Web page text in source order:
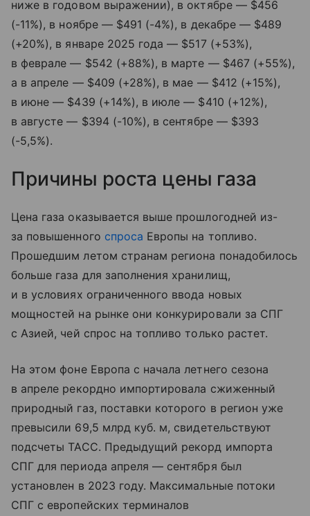
ниже в годовом выражении), в октябре — $456
(-11%), в ноябре — $491 (-4%), в декабре — $489
(+20%), в январе 2025 года — $517 (+53%),
в феврале — $542 (+88%), в марте — $467 (+55%),
а в апреле — $409 (+28%), в мае — $412 (+15%),
в июне — $439 (+14%), в июле — $410 (+12%),
в августе — $394 (-10%), в сентябре — $393
(-5,5%).
Причины роста цены газа
Цена газа оказывается выше прошлогодней из-
за повышенного спроса Европы на топливо.
Прошедшим летом странам региона понадобилось
больше газа для заполнения хранилищ,
и в условиях ограниченного ввода новых
мощностей на рынке они конкурировали за СПГ
с Азией, чей спрос на топливо только растет.
На этом фоне Европа с начала летнего сезона
в апреле рекордно импортировала сжиженный
природный газ, поставки которого в регион уже
превысили 69,5 млрд куб. м, свидетельствуют
подсчеты ТАСС. Предыдущий рекорд импорта
СПГ для периода апреля — сентября был
установлен в 2023 году. Максимальные потоки
СПГ с европейских терминалов